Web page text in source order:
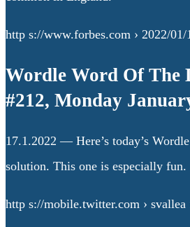
http s://www.forbes.com › 2022/01/
Wordle Word Of The
#212, Monday
17.1.2022 — Here’s today’s
solution. This one is especially fun.
http s://mobile.twitter.com › svallea